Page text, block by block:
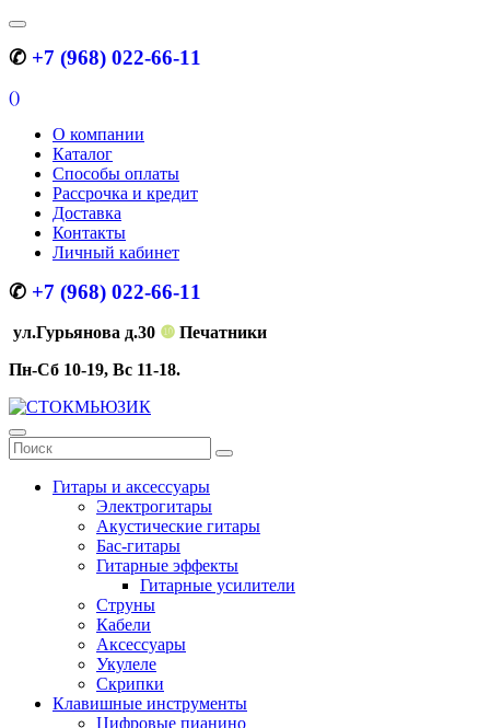
✆ +7 (968) 022-66-11
()
О компании
Каталог
Способы оплаты
Рассрочка и кредит
Доставка
Контакты
Личный кабинет
✆ +7 (968) 022-66-11
ул.Гурьянова д.30 ❿ Печатники
Пн-Сб 10-19, Вс 11-18.
Гитары и аксессуары
Электрогитары
Акустические гитары
Бас-гитары
Гитарные эффекты
Гитарные усилители
Струны
Кабели
Аксессуары
Укулеле
Скрипки
Клавишные инструменты
Цифровые пианино